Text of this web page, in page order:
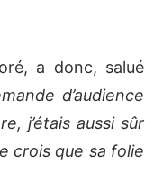
a donc, salué
d’audience
j’étais aussi sûr
crois que sa folie